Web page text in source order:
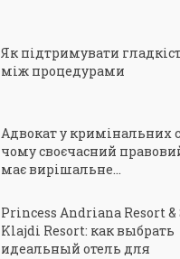
Як підтримувати
між процедурами
Адвокат у кримінальних
чому своєчасний
має вирішальне...
Princess Andriana Resort &
Klajdi Resort: как выбрать
идеальный отель для